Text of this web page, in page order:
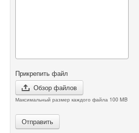
Прикрепить файл
Обзор файлов
Максимальный размер каждого файла 100 MB
Отправить